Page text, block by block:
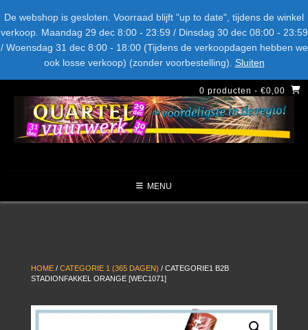
De webshop is gesloten. Voorraad blijft "up to date", tijdens de winkel
verkoop. Maandag 29 dec 8:00 - 23:59 / Dinsdag 30 dec 08:00 - 23:59
/ Woensdag 31 dec 8:00 - 18:00 (Tijdens de verkoopdagen hebben we
ook losse verkoop) (zonder voorbestelling). Sluiten
naar
inhoud
LEVERANCIERS TYPE AANBIEDINGEN CATEGORIE
NIEUW DIT JAAR
MENU
0 producten - €0,00
HOME / CATEGORIE 1 (365 DAGEN) / CATEGORIE1 B2B
STADIONFAKKEL ORANGE [WEC1071]